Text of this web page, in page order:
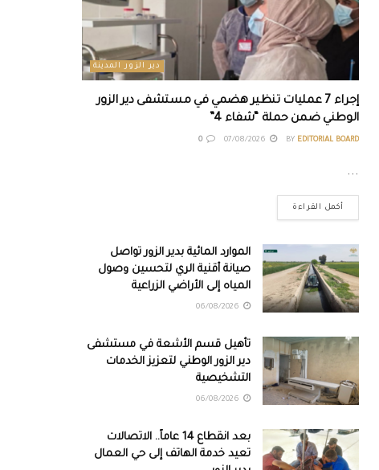
دير الزور المدينة
إجراء 7 عمليات تنظير هضمي في مستشفى دير الزور
الوطني ضمن حملة “شفاء 4”
BY EDITORIAL BOARD
0
...
أكمل القراءة
الموارد المائية بدير الزور تواصل
صيانة أقنية الري لتحسين وصول
المياه إلى الأراضي الزراعية
تأهيل قسم الأشعة في مستشفى
دير الزور الوطني لتعزيز الخدمات
التشخيصية
بعد انقطاع 14 عاماً.. الاتصالات
تعيد خدمة الهاتف إلى حي العمال